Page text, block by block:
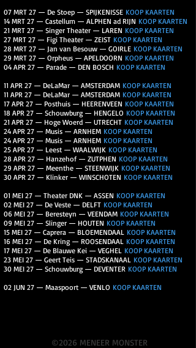
07 MRT 27 — De Stoep — SPIJKENISSE KOOP KAARTEN
14 MRT 27 — Castellum — ALPHEN ad RIJN KOOP KAARTEN
21 MRT 27 — Singer Theater — LAREN KOOP KAARTEN
27 MRT 27 — Figi Theater — ZEIST KOOP KAARTEN
28 MRT 27 — Jan van Besouw — GOIRLE KOOP KAARTEN
29 MRT 27 — Orpheus — APELDOORN KOOP KAARTEN
04 APR 27 — Parade — DEN BOSCH KOOP KAARTEN
11 APR 27 — DeLaMar — AMSTERDAM KOOP KAARTEN
11 APR 27 — DeLaMar — AMSTERDAM KOOP KAARTEN
17 APR 27 — Posthuis — HEERENVEEN KOOP KAARTEN
18 APR 27 — Schouwburg — HENGELO KOOP KAARTEN
21 APR 27 — Hoge Woerd — UTRECHT KOOP KAARTEN
24 APR 27 — Musis — ARNHEM KOOP KAARTEN
24 APR 27 — Musis — ARNHEM KOOP KAARTEN
25 APR 27 — Leest — WAALWIJK KOOP KAARTEN
28 APR 27 — Hanzehof — ZUTPHEN KOOP KAARTEN
29 APR 27 — Meenthe — STEENWIJK KOOP KAARTEN
30 APR 27 — Klinker — WINSCHOTEN KOOP KAARTEN
01 MEI 27 — Theater DNK — ASSEN KOOP KAARTEN
02 MEI 27 — De Veste — DELFT KOOP KAARTEN
06 MEI 27 — Beresteyn — VEENDAM KOOP KAARTEN
09 MEI 27 — Slinger — HOUTEN KOOP KAARTEN
15 MEI 27 — Caprera — BLOEMENDAAL KOOP KAARTEN
16 MEI 27 — De Kring — ROOSENDAAL KOOP KAARTEN
17 MEI 27 — De Blauwe Kei — VEGHEL KOOP KAARTEN
23 MEI 27 — Geert Teis — STADSKANAAL KOOP KAARTEN
30 MEI 27 — Schouwburg — DEVENTER KOOP KAARTEN
02 JUN 27 — Maaspoort — VENLO KOOP KAARTEN
©2026 MENEER MONSTER